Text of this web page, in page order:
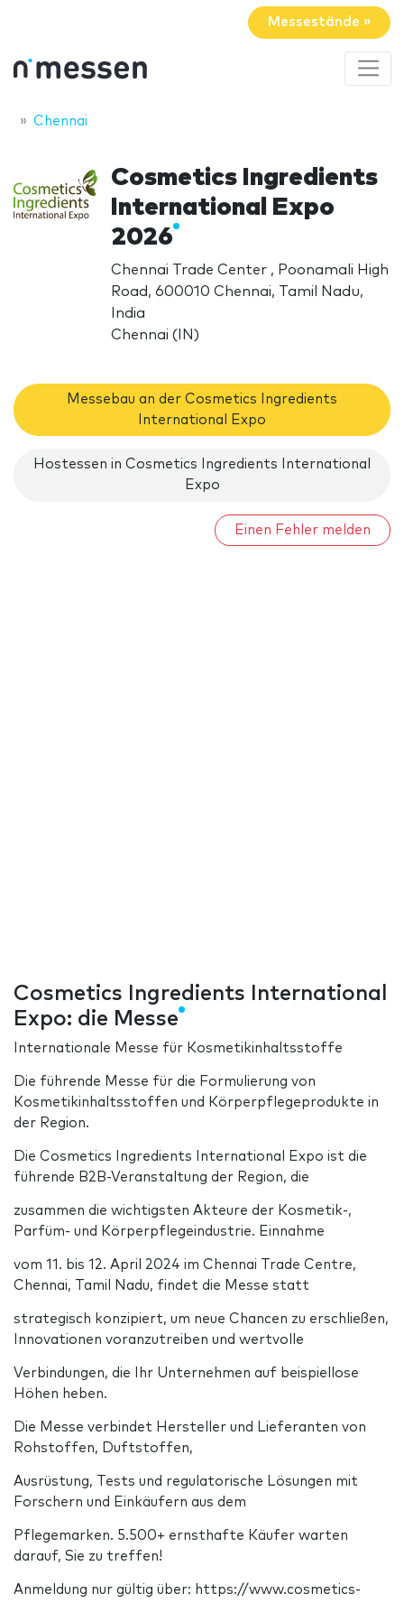
Messestände »
Chennai
Cosmetics Ingredients
International Expo
2026
Chennai Trade Center , Poonamali High
Road, 600010 Chennai, Tamil Nadu,
India
Chennai (IN)
Messebau an der Cosmetics Ingredients
International Expo
Hostessen in Cosmetics Ingredients International
Expo
Einen Fehler melden
Cosmetics Ingredients International
Expo: die Messe
Internationale Messe für Kosmetikinhaltsstoffe
Die führende Messe für die Formulierung von
Kosmetikinhaltsstoffen und Körperpflegeprodukte in
der Region.
Die Cosmetics Ingredients International Expo ist die
führende B2B-Veranstaltung der Region, die
zusammen die wichtigsten Akteure der Kosmetik-,
Parfüm- und Körperpflegeindustrie. Einnahme
vom 11. bis 12. April 2024 im Chennai Trade Centre,
Chennai, Tamil Nadu, findet die Messe statt
strategisch konzipiert, um neue Chancen zu erschließen,
Innovationen voranzutreiben und wertvolle
Verbindungen, die Ihr Unternehmen auf beispiellose
Höhen heben.
Die Messe verbindet Hersteller und Lieferanten von
Rohstoffen, Duftstoffen,
Ausrüstung, Tests und regulatorische Lösungen mit
Forschern und Einkäufern aus dem
Pflegemarken. 5.500+ ernsthafte Käufer warten
darauf, Sie zu treffen!
Anmeldung nur gültig über: https://www.cosmetics-